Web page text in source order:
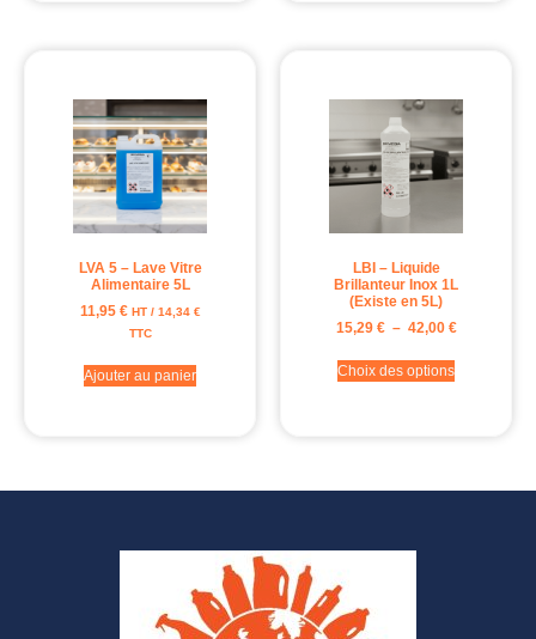
LVA 5 – Lave Vitre
Alimentaire 5L
11,95 € HT / 14,34 €
TTC
Ajouter au panier
LBI – Liquide
Brillanteur Inox 1L
(Existe en 5L)
15,29 € – 42,00 €
Choix des options